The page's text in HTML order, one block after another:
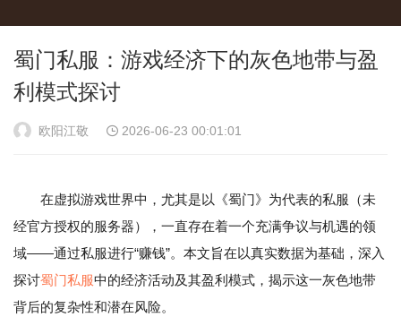
蜀门私服：游戏经济下的灰色地带与盈
利模式探讨
欧阳江敬 2026-06-23 00:01:01
在虚拟游戏世界中，尤其是以《蜀门》为代表的私服（未
经官方授权的服务器），一直存在着一个充满争议与机遇的领
域——通过私服进行“赚钱”。本文旨在以真实数据为基础，深入
探讨蜀门私服中的经济活动及其盈利模式，揭示这一灰色地带
背后的复杂性和潜在风险。